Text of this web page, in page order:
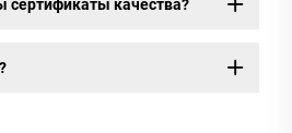
качества?